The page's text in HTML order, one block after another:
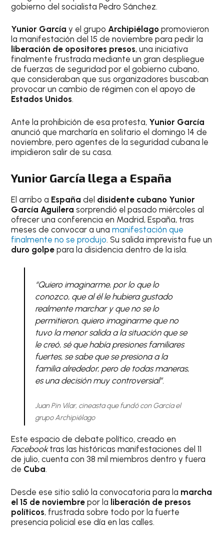
gobierno del socialista Pedro Sánchez.
Yunior Garcíay el grupoArchipiélagopromovieron
la manifestación del 15 de noviembre para pedir la
liberación de opositores presos, una iniciativa
finalmente frustrada mediante un gran despliegue
de fuerzas de seguridad por el gobierno cubano,
que consideraban que sus organizadores buscaban
provocar un cambio de régimen con el apoyo de
Estados Unidos.
Ante la prohibición de esa protesta, Yunior García
anunció que marcharía en solitario el domingo 14 de
noviembre, pero agentes de la seguridad cubana le
impidieron salir de su casa.
Yunior García llega a España
El arribo a Españadel disidente cubano Yunior
García Aguilerasorprendió el pasado miércoles al
ofrecer una conferencia en Madrid, España, tras
meses de convocar a unamanifestación que
finalmente no se produjo. Su salida imprevista fue un
duro golpepara la disidencia dentro de la isla.
“Quiero imaginarme, por lo que lo
conozco, que al él le hubiera gustado
realmente marchar y que no se lo
permitieron, quiero imaginarme que no
tuvo la menor salida a la situación que se
le creó, sé que había presiones familiares
fuertes, se sabe que se presiona a la
familia alrededor, pero de todas maneras,
es una decisión muy controversial”.
Juan Pin Vilar, cineasta que fundó con García el
grupo Archipiélago
Este espacio de debate político, creado en
Facebooktras las históricas manifestaciones del 11
de julio, cuenta con 38 mil miembros dentro y fuera
de Cuba.
Desde ese sitio salió la convocatoria para la marcha
el 15 de noviembrepor la liberación de presos
políticos, frustrada sobre todo por la fuerte
presencia policial ese día en las calles.